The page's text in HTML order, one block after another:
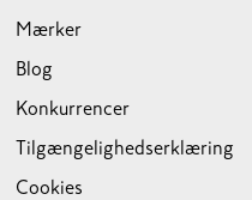
Mærker
Blog
Konkurrencer
Tilgængelighedserklæring
Cookies